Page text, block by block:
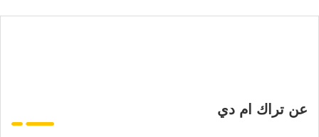
عن تراك ام دي